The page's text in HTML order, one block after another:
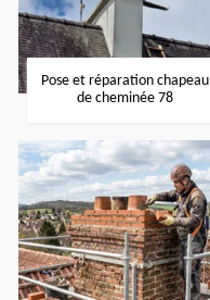
Pose et réparation chapeau
de cheminée 78